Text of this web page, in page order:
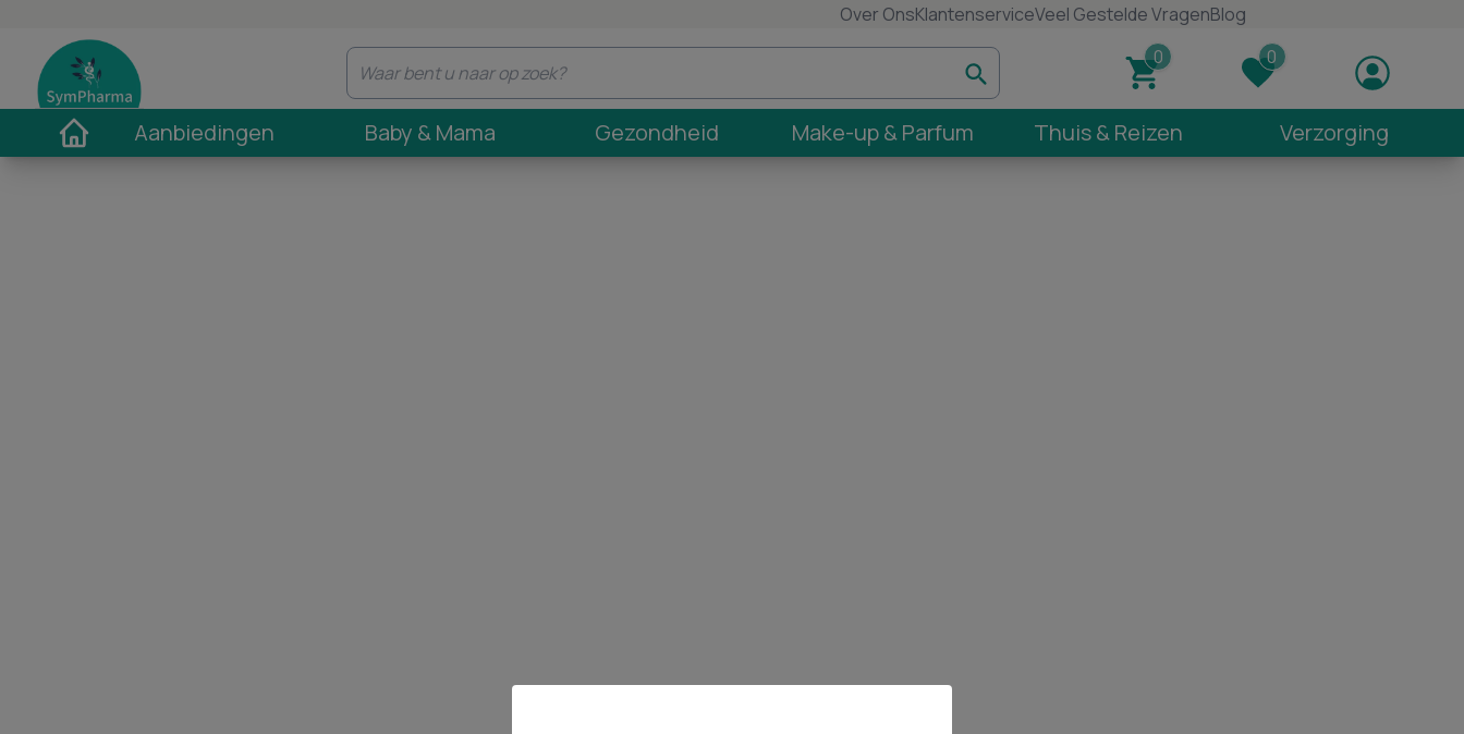
Over OnsKlantenserviceVeel Gestelde VragenBlog
Aanbiedingen Baby & Mama Gezondheid Make-up & Parfum Thuis & Reizen Verzorging